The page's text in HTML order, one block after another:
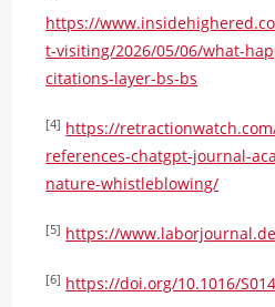
https://
t-visiting/2026/05/06/what-
citations-layer-bs-bs
[4] https://
references-chatgpt-journal-
nature-whistleblowing/
[5] https://
[6] https://doi.org/10.1016/